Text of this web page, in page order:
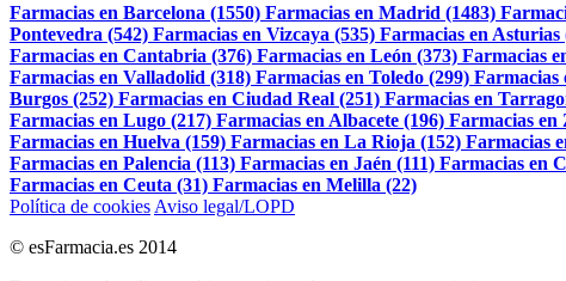
Farmacias en Barcelona (1550) Farmacias en Madrid (1483)
Pontevedra (542) Farmacias en Vizcaya (535) Farmacias en Asturias
Farmacias en Cantabria (376) Farmacias en León (373) Farmacias
Farmacias en Valladolid (318) Farmacias en Toledo (299) Farmacias
Burgos (252) Farmacias en Ciudad Real (251) Farmacias en
Farmacias en Lugo (217) Farmacias en Albacete (196) Farmacias en
Farmacias en Huelva (159) Farmacias en La Rioja (152) Farmacias
Farmacias en Palencia (113) Farmacias en Jaén (111) Farmacias en
Farmacias en Ceuta (31) Farmacias en Melilla (22)
Política de cookies Aviso legal/LOPD
© esFarmacia.es 2014